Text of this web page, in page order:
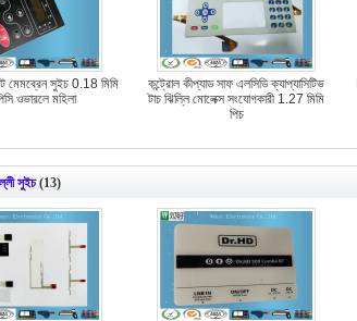
মেমব্রেন সুইচ 0.18 মিমি
ওভারলে মহিলা
কন্ট্রোল কীপ্যাড সাফ এলসিডি ক্যাপ্যাসিটিভ
টাচ ঝিল্লি মোলেক্স সংযোগকারী 1.27 মিমি
পিচ
সুইচ (13)